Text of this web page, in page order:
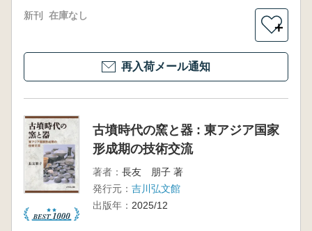
新刊 在庫なし
＋
再入荷メール通知
古墳時代の窯と器 : 東アジア国家
形成期の技術交流
著者： 長友 朋子 著
発行元： 吉川弘文館
出版年： 2025/12